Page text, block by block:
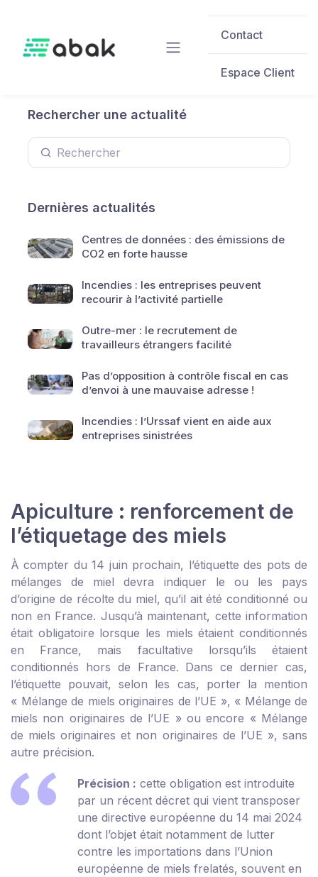
Contact
Espace Client
Rechercher une actualité
Dernières actualités
Centres de données : des émissions de
CO2 en forte hausse
Incendies : les entreprises peuvent
recourir à l’activité partielle
Outre-mer : le recrutement de
travailleurs étrangers facilité
Pas d’opposition à contrôle fiscal en cas
d’envoi à une mauvaise adresse !
Incendies : l’Urssaf vient en aide aux
entreprises sinistrées
Apiculture : renforcement de
l’étiquetage des miels
À compter du 14 juin prochain, l’étiquette des pots de
mélanges de miel devra indiquer le ou les pays
d’origine de récolte du miel, qu’il ait été conditionné ou
non en France. Jusqu’à maintenant, cette information
était obligatoire lorsque les miels étaient conditionnés
en France, mais facultative lorsqu’ils étaient
conditionnés hors de France. Dans ce dernier cas,
l’étiquette pouvait, selon les cas, porter la mention
« Mélange de miels originaires de l’UE », « Mélange de
miels non originaires de l’UE » ou encore « Mélange
de miels originaires et non originaires de l’UE », sans
autre précision.
Précision : cette obligation est introduite
par un récent décret qui vient transposer
une directive européenne du 14 mai 2024
dont l’objet était notamment de lutter
contre les importations dans l’Union
européenne de miels frelatés, souvent en